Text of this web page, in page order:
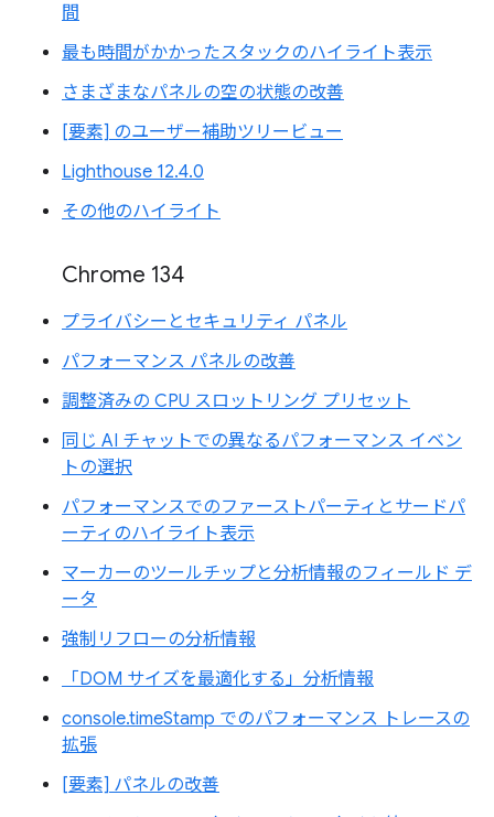
間
最も時間がかかったスタックのハイライト表示
さまざまなパネルの空の状態の改善
[要素] のユーザー補助ツリービュー
Lighthouse 12.4.0
その他のハイライト
Chrome 134
プライバシーとセキュリティ パネル
パフォーマンス パネルの改善
調整済みの CPU スロットリング プリセット
同じ AI チャットでの異なるパフォーマンス イベン
トの選択
パフォーマンスでのファーストパーティとサードパ
ーティのハイライト表示
マーカーのツールチップと分析情報のフィールド デ
ータ
強制リフローの分析情報
「DOM サイズを最適化する」分析情報
console.timeStamp でのパフォーマンス トレースの
拡張
[要素] パネルの改善